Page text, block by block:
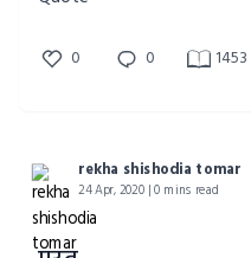
0 0 1453
rekha shishodia tomar
24 Apr, 2020 | 0 mins read